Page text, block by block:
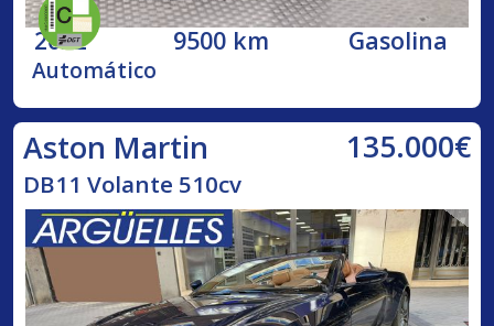
2022 9500 km Gasolina
Automático
Aston Martin 135.000€
DB11 Volante 510cv